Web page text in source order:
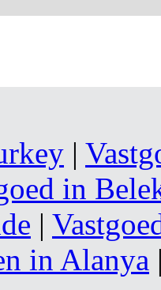
|
in
|
in Alanya